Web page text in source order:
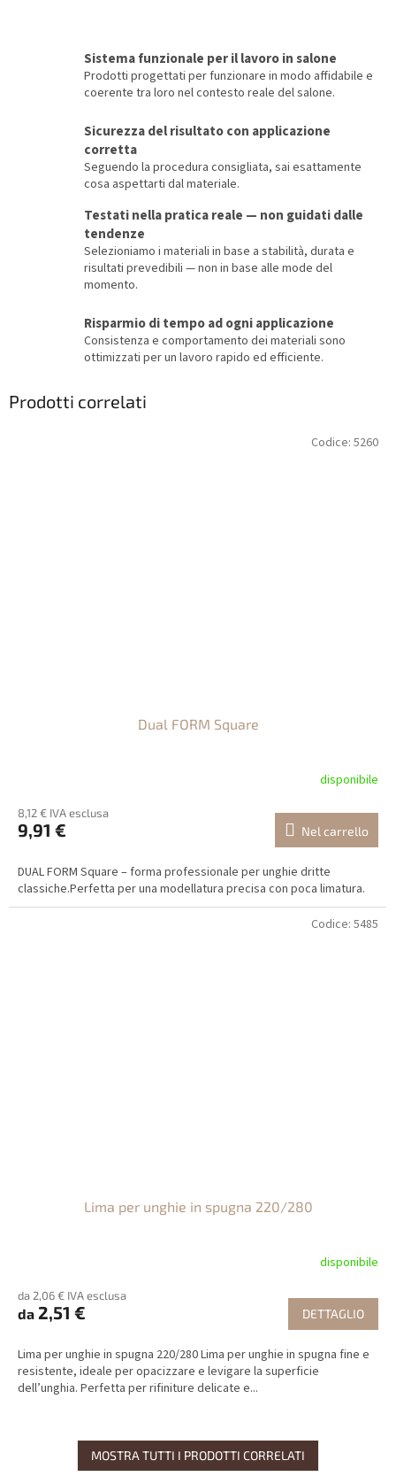
Sistema funzionale per il lavoro in salone
Prodotti progettati per funzionare in modo affidabile e
coerente tra loro nel contesto reale del salone.
Sicurezza del risultato con applicazione
corretta
Seguendo la procedura consigliata, sai esattamente
cosa aspettarti dal materiale.
Testati nella pratica reale — non guidati dalle
tendenze
Selezioniamo i materiali in base a stabilità, durata e
risultati prevedibili — non in base alle mode del
momento.
Risparmio di tempo ad ogni applicazione
Consistenza e comportamento dei materiali sono
ottimizzati per un lavoro rapido ed efficiente.
Prodotti correlati
Dual FORM Square
disponibile
8,12 € IVA esclusa
9,91 € Nel carrello
DUAL FORM Square – forma professionale per unghie dritte
classiche.Perfetta per una modellatura precisa con poca limatura.
Codice: 5260
Lima per unghie in spugna 220/280
disponibile
da 2,06 € IVA esclusa
da 2,51 € DETTAGLIO
Lima per unghie in spugna 220/280 Lima per unghie in spugna fine e
resistente, ideale per opacizzare e levigare la superficie
dell’unghia. Perfetta per rifiniture delicate e...
Codice: 5485
MOSTRA TUTTI I PRODOTTI CORRELATI